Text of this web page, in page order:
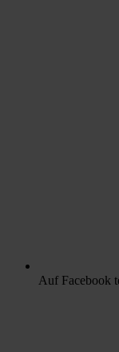
Auf Facebook